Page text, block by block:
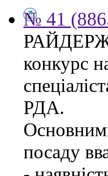
№ 41
конкурс
РДА.
посаду